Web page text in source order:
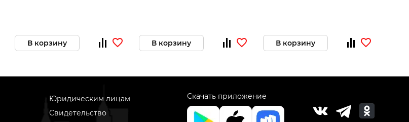
В корзину В корзину В корзину
Юридическим лицам
Свидетельство
Скачать приложение